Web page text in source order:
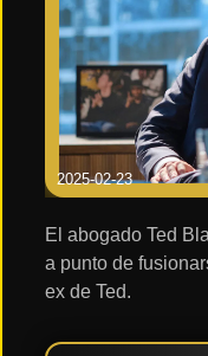
2025-02-23
El abogado Ted
a punto de
ex de Ted.